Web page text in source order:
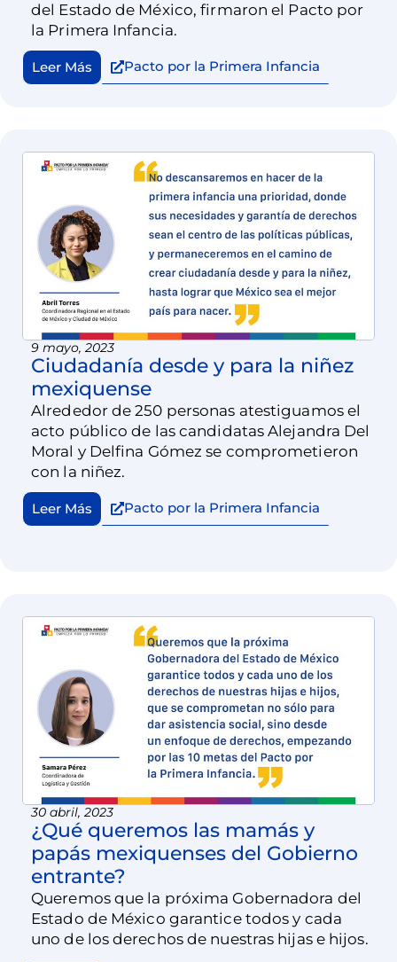
del Estado de México, firmaron el Pacto por
la Primera Infancia.
Leer Más Pacto por la Primera Infancia
9 mayo, 2023
Ciudadanía desde y para la niñez
mexiquense
Alrededor de 250 personas atestiguamos el
acto público de las candidatas Alejandra Del
Moral y Delfina Gómez se comprometieron
con la niñez.
Leer Más Pacto por la Primera Infancia
30 abril, 2023
¿Qué queremos las mamás y
papás mexiquenses del Gobierno
entrante?
Queremos que la próxima Gobernadora del
Estado de México garantice todos y cada
uno de los derechos de nuestras hijas e hijos.